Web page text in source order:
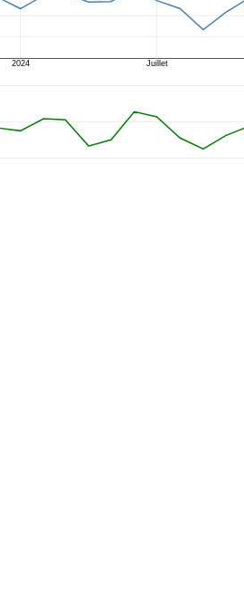
2024 Juillet